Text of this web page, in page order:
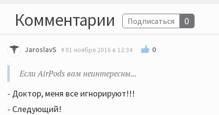
Комментарии Подписаться 0
JaroslavS 01 ноября 2016 в 12:34 0
Если AirPods вам неинтересны...
- Доктор, меня все игнорируют!!!
- Следующий!